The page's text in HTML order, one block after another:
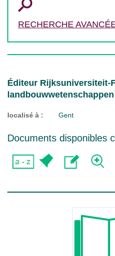
RECHERCHE
Éditeur Rijksuniversiteit-
landbouwwetenschappen
localisé à : Gent
Documents disponibles